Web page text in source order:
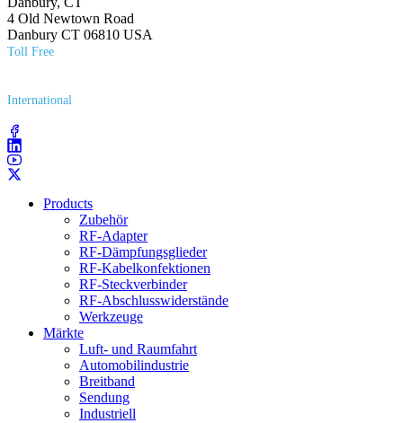
4 Old Newtown Road
Danbury CT 06810 USA
Toll Free
International
Products
Zubehör
RF-Adapter
RF-Dämpfungsglieder
RF-Kabelkonfektionen
RF-Steckverbinder
RF-Abschlusswiderstände
Werkzeuge
Märkte
Luft- und Raumfahrt
Automobilindustrie
Breitband
Sendung
Industriell